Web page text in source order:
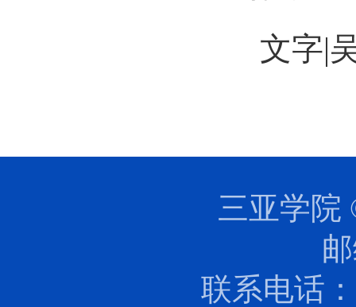
文字|
三亚学院
联系电话